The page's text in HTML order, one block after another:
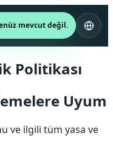
mevcut değil.
Politikası
Uyum
ve ilgili tüm yasa ve